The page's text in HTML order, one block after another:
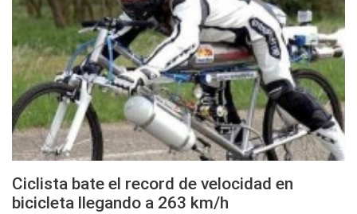
Ciclista bate el record de velocidad en
bicicleta llegando a 263 km/h